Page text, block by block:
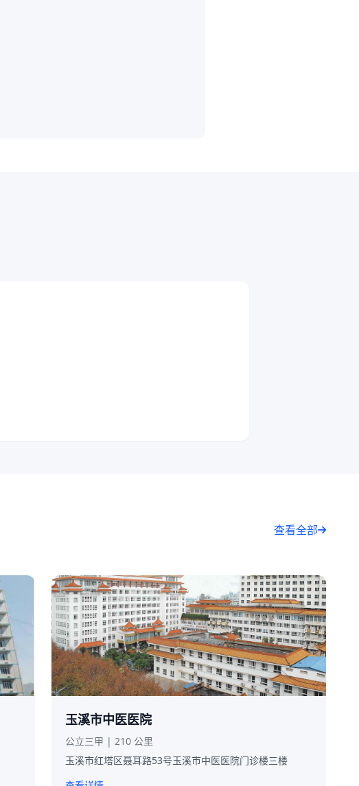
查看全部
玉溪市中医医院
公立三甲 | 210 公里
玉溪市红塔区聂耳路53号玉溪市中医医院门诊楼三楼